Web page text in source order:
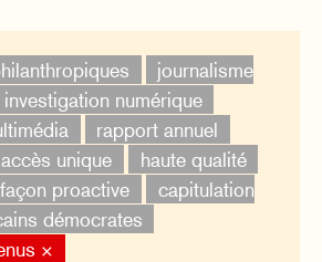
journalisme
investigation numérique
rapport annuel
accès unique
haute qualité
façon proactive
capitulation
démocrates
×